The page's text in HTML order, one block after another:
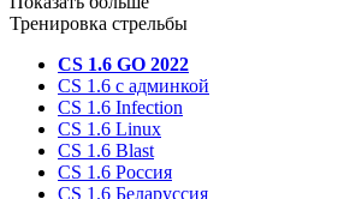
Тренировка стрельбы
CS 1.6 GO 2022
CS 1.6 с админкой
CS 1.6 Infection
CS 1.6 Linux
CS 1.6 Blast
CS 1.6 Россия
CS 1.6 Беларуссия